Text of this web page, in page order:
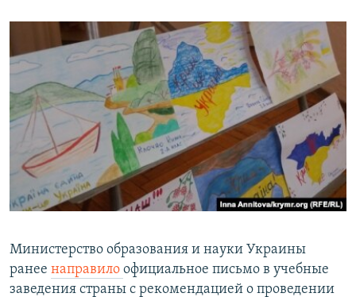
Министерство образования и науки Украины
ранее направило официальное письмо в учебные
заведения страны с рекомендацией о проведении